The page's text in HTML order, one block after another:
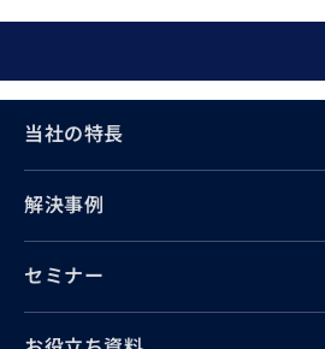
当社の特長
解決事例
セミナー